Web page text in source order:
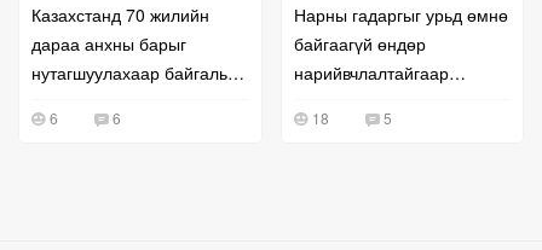
Казахстанд 70 жилийн
дараа анхны барыг
нутагшуулахаар байгальд
6 6
Нарны гадаргыг урьд өмнө
байгаагүй өндөр
нарийвчлалтайгаар
18 5